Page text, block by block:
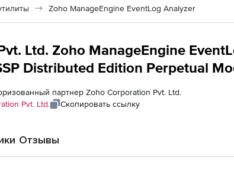
Zoho ManageEngine EventLog Analyzer
Ltd. Zoho ManageEngine
Distributed Edition Perpetual
партнер Zoho Corporation Pvt. Ltd.
Pvt. Ltd. Скопировать ссылку
Отзывы